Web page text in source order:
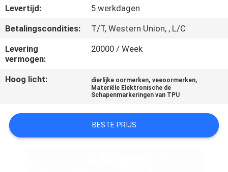
NIEUWS
VERZOEK
OM EEN
CITAAT
SITEMAP
Levertijd:
5 werkdagen
Betalingscondities:
T/T, Western Union, , L/C
Levering
vermogen:
20000 / Week
Hoog licht: dierlijke oormerken,veeoormerken,
Materiële Elektronische de
Schapenmarkeringen van TPU
BESTE PRIJS